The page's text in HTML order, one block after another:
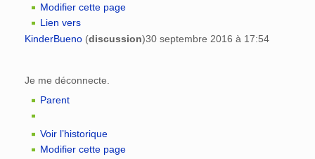
Modifier cette page
Lien vers
KinderBueno (discussion)30 septembre 2016 à 17:54
Je me déconnecte.
Parent
Voir l’historique
Modifier cette page